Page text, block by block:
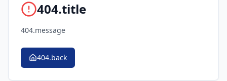
404.title
404.message
404.back